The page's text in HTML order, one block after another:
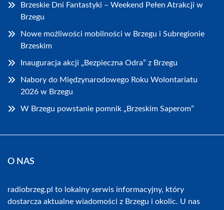
Brzeskie Dni Fantastyki – Weekend Pełen Atrakcji w
Brzegu
Nowe możliwości mobilności w Brzegu i Subregionie
Brzeskim
Inauguracja akcji „Bezpieczna Odra” z Brzegu
Nabory do Międzynarodowego Roku Wolontariatu
2026 w Brzegu
W Brzegu powstanie pomnik „Brzeskim Saperom”
O NAS
radiobrzeg.pl to lokalny serwis informacyjny, który
dostarcza aktualne wiadomości z Brzegu i okolic. U nas